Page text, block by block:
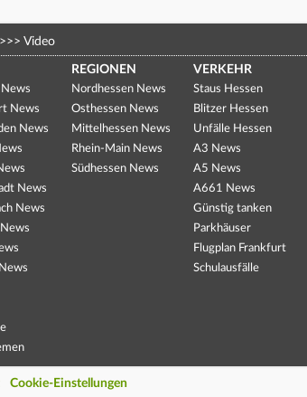
>>> Video
News
News
News
News
REGIONEN
Nordhessen News
Osthessen News
Mittelhessen News
Rhein-Main News
Südhessen News
VERKEHR
Staus Hessen
Blitzer Hessen
Unfälle Hessen
A3 News
A5 News
A661 News
Günstig tanken
Parkhäuser
Flugplan Frankfurt
Schulausfälle
Cookie-Einstellungen